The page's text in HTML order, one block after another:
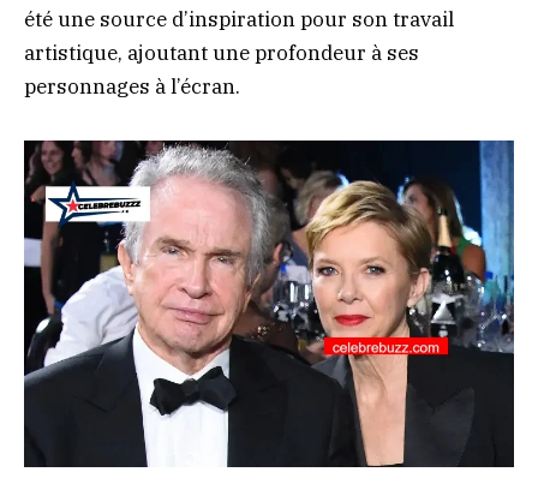
été une source d’inspiration pour son travail
artistique, ajoutant une profondeur à ses
personnages à l’écran.